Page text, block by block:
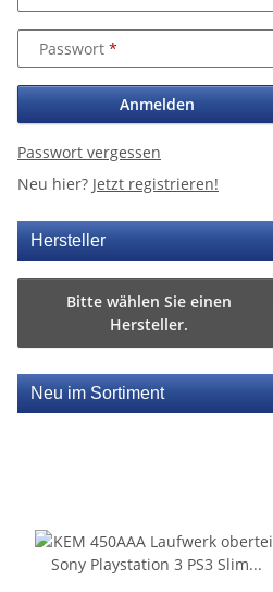
Passwort
Anmelden
Passwort vergessen
Neu hier? Jetzt registrieren!
Hersteller
Bitte wählen Sie einen
Hersteller.
Neu im Sortiment